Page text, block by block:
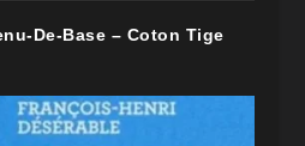
De-Base – Coton Tige